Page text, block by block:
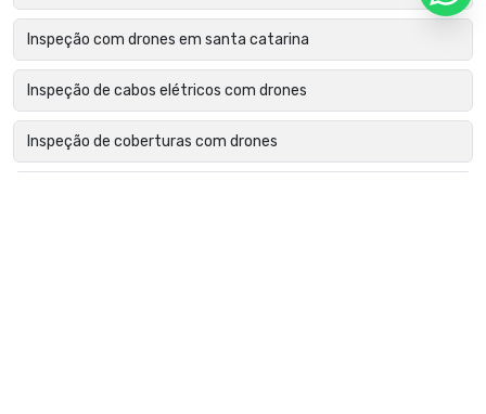
Inspeção com drones em santa catarina
Inspeção de cabos elétricos com drones
Inspeção de coberturas com drones